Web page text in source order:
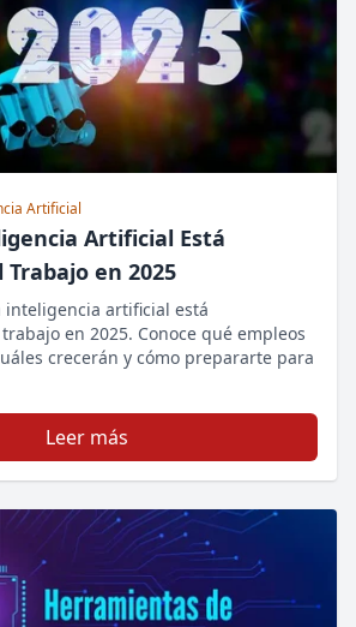
Artificial
Artificial Está
en 2025
inteligencia artificial está
en 2025. Conoce qué empleos
crecerán y cómo prepararte para
Leer más